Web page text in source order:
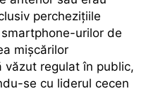
perchezițiile
urilor de
mișcărilor
văzut regulat în public,
se cu liderul cecen